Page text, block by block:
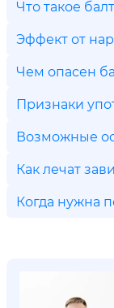
Что такое
Эффект от
Чем опасен
Признаки
Возможные
Как лечат
Когда нужна